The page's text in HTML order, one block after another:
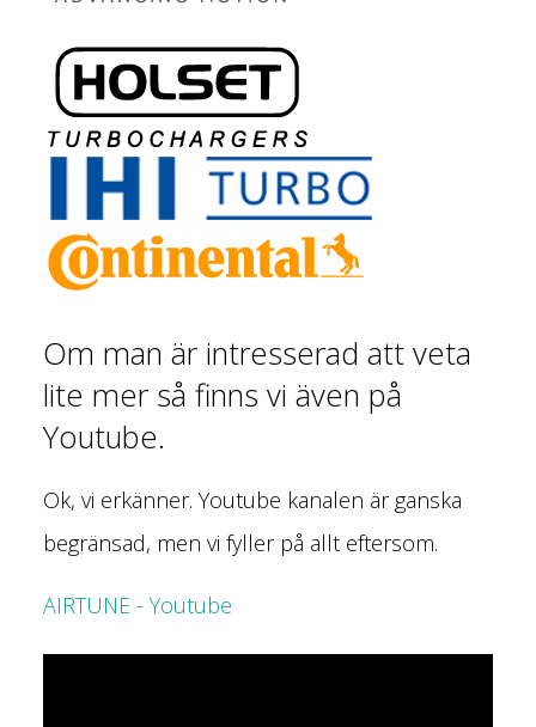
Om man är intresserad att veta
lite mer så finns vi även på
Youtube.
Ok, vi erkänner. Youtube kanalen är ganska
begränsad, men vi fyller på allt eftersom.
AIRTUNE - Youtube